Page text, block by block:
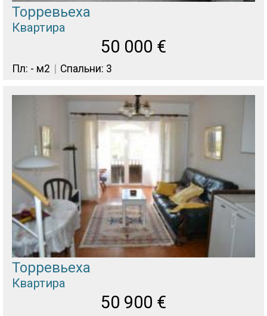
Торревьеха
Квартира
50 000 €
Пл: - м2 Спальни: 3
Торревьеха
Квартира
50 900 €